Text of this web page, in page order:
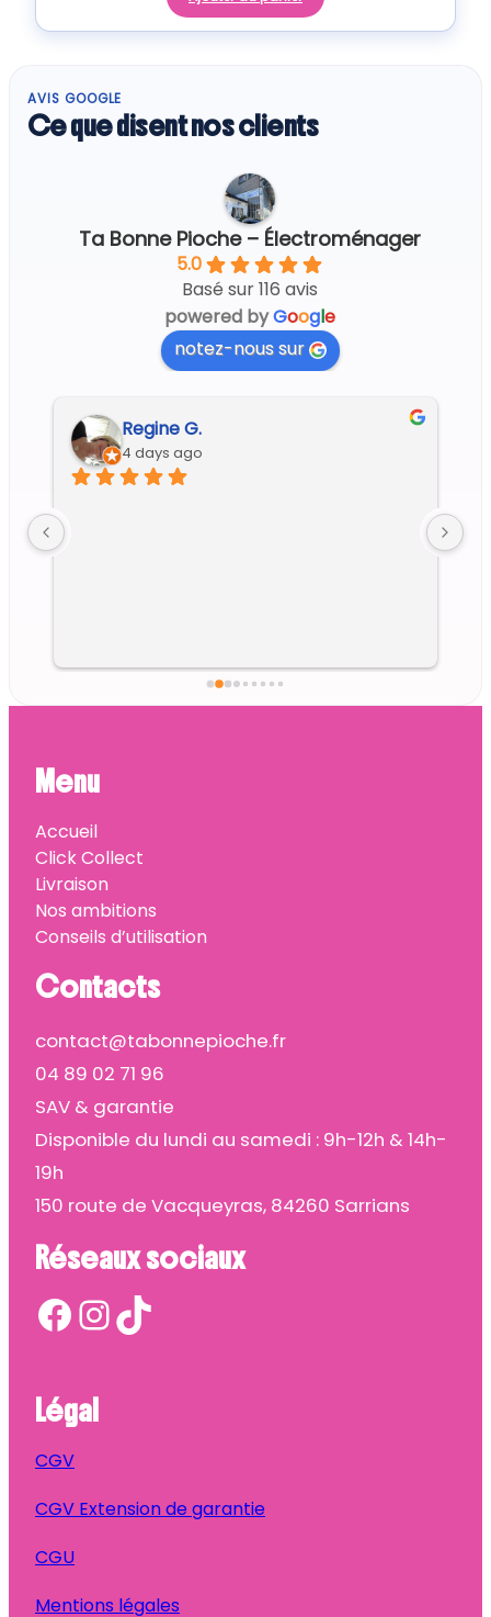
AVIS GOOGLE
Ce que disent nos clients
Ta Bonne Pioche – Électroménager
5.0
Basé sur 116 avis
powered byGoogle
notez-nous sur
Regine G.
4 days ago
Menu
Accueil
Click Collect
Livraison
Nos ambitions
Conseils d’utilisation
Contacts
contact@tabonnepioche.fr
04 89 02 71 96
SAV & garantie
Disponible du lundi au samedi : 9h-12h & 14h-
19h
150 route de Vacqueyras, 84260 Sarrians
Réseaux sociaux
Facebook InstagramTikTok
Légal
CGV
CGV Extension de garantie
CGU
Mentions légales